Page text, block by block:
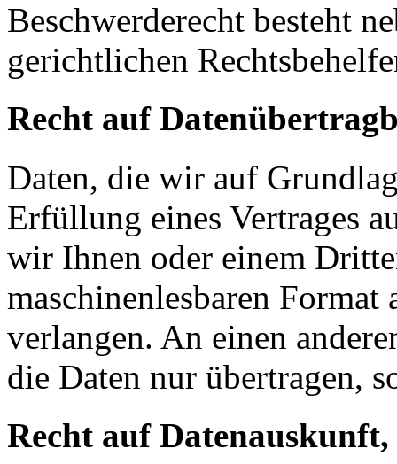
Beschwerderecht besteht
gerichtlichen
Recht auf
Daten, die wir auf
Erfüllung eines Vertrages
wir Ihnen oder einem
maschinenlesbaren Format
verlangen. An einen
die Daten nur übertragen,
Recht auf